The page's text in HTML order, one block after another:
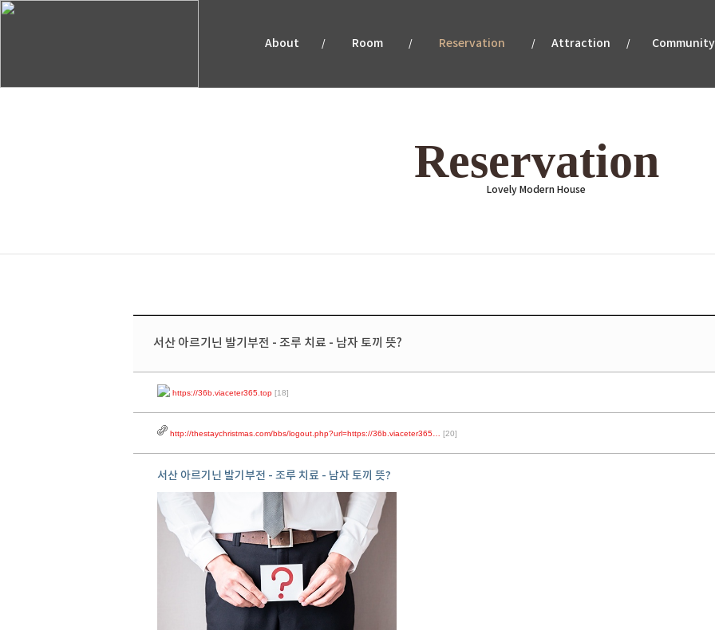
About / Room / Reservation / Attraction / Community
Reservation
Lovely Modern House
서산 아르기닌 발기부전 - 조루 치료 - 남자 토끼 뜻?
https://36b.viaceter365.top [18]
http://thestaychristmas.com/bbs/logout.php?url=https://36b.viaceter365… [20]
서산 아르기닌 발기부전 - 조루 치료 - 남자 토끼 뜻?